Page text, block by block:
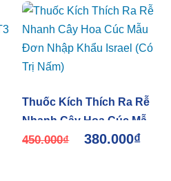
Thuốc Kích Thích Ra Rễ
Nhanh Cây Hoa Cúc Mẫu
Đơn Nhập Khẩu Israel (Có
450.000₫ 380.000₫